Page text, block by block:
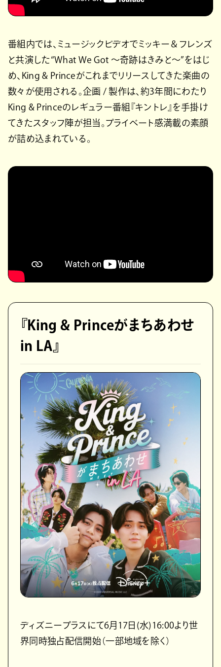
番組内では、ミュージックビデオでミッキー＆フレンズ
と共演した“What We Got 〜奇跡はきみと〜”をはじ
め、King & Princeがこれまでリリースしてきた楽曲の
数々が使用される。企画 / 製作は、約3年間にわたり
King & Princeのレギュラー番組『キントレ』を手掛け
てきたスタッフ陣が担当。プライベート感満載の素顔
が詰め込まれている。
『King & Princeがまちあわせ
in LA』
ディズニープラスにて6月17日(水)16:00より世
界同時独占配信開始（一部地域を除く）